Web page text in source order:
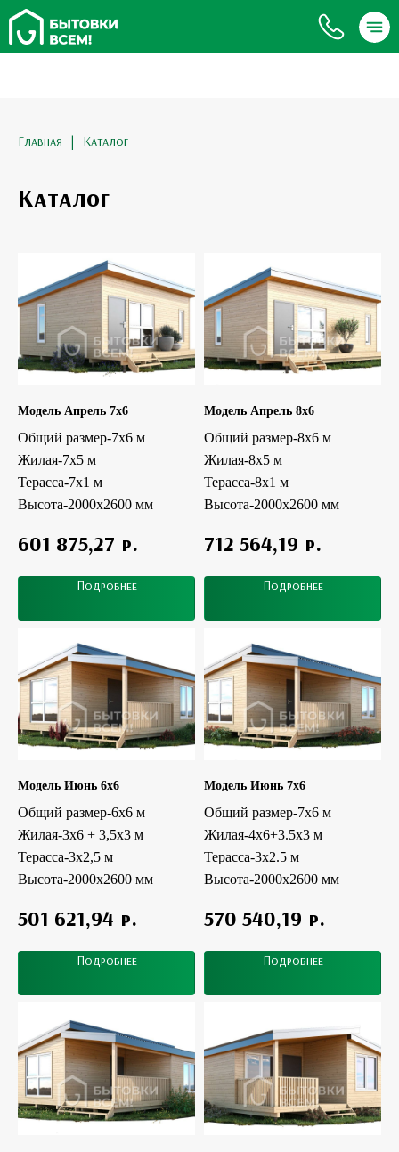
Главная | Каталог
Каталог
Модель Апрель 7x6
Общий размер-7х6 м
Жилая-7х5 м
Терасса-7х1 м
Высота-2000х2600 мм
601 875,27 р.
Подробнее
Модель Апрель 8x6
Общий размер-8х6 м
Жилая-8х5 м
Терасса-8х1 м
Высота-2000х2600 мм
712 564,19 р.
Подробнее
Модель Июнь 6x6
Общий размер-6x6 м
Жилая-3х6 + 3,5х3 м
Терасса-3x2,5 м
Высота-2000х2600 мм
501 621,94 р.
Подробнее
Модель Июнь 7x6
Общий размер-7х6 м
Жилая-4x6+3.5х3 м
Терасса-3x2.5 м
Высота-2000х2600 мм
570 540,19 р.
Подробнее